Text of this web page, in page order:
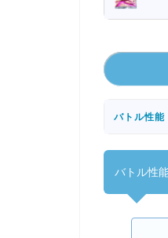
バトル性能
バトル性